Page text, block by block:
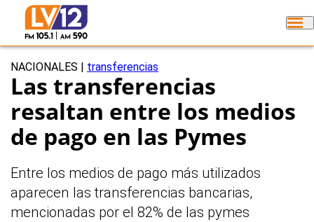
NACIONALES transferencias
Las transferencias
resaltan entre los medios
de pago en las Pymes
Entre los medios de pago más utilizados
aparecen las transferencias bancarias,
mencionadas por el 82% de las pymes